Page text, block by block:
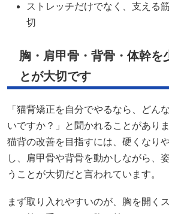
ストレッチだけでなく、支える
切
胸・肩甲骨・背骨・体幹を
とが大切です
「猫背矯正を自分でやるなら、どん
いですか？」と聞かれることがあり
猫背の改善を目指すには、硬くなり
し、肩甲骨や背骨を動かしながら、
うことが大切だと言われています。
まず取り入れやすいのが、胸を開く